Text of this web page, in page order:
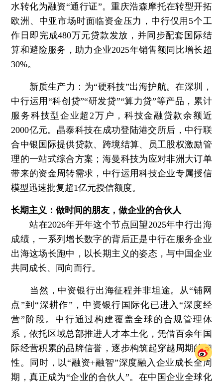
水转化为融资“通行证”。重庆浩森摩托在转型开拓
欧洲、中亚市场时面临资金压力，中行仅用5个工
作日即完成480万元贷款发放，并同步配套国际结
算和避险服务，助力企业2025年销售额同比增长超
30%。
新质生产力：为“硬科技”出海护航。在深圳，
中行运用“科创贷”“研发贷”“算力贷”等产品，累计
服务科技型企业超2万户，科技金融贷款余额近
2000亿元。晶泰科技在成功登陆港交所后，中行联
合中银国际提供贷款、跨境结算、员工股权激励管
理的一站式综合方案；海曼科技为应对非洲大订单
带来的资金周转需求，中行运用科技企业专属授信
模型迅速批复超1亿元授信额度。
长期主义：做时间的朋友，做企业的合伙人
站在2026年开年这个节点回望2025年中行出海
成绩，一系列增长数字的背后正是中行在服务企业
出海这场长跑中，以长期主义的姿态，与中国企业
共同成长、同向而行。
当然，中资银行出海征程并非坦途。从“铺网
点”到“深耕作”，中资银行国际化已进入“深度经
营”阶段。中行通过构建覆盖全球的合规管理体
系，依托区域总部推进人才本土化，凭借百余年国
际经营积累的品牌信誉，逐步构筑起穿越周期的韧
性。同时，以“融资+融智”深度融入企业成长全周
期，真正成为“企业的合伙人”。在中国企业全球化